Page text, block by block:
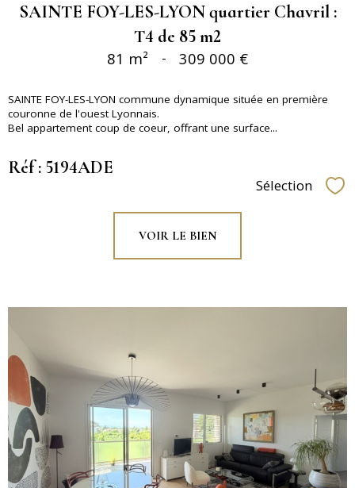
SAINTE FOY-LES-LYON quartier Chavril :
T4 de 85 m2
81 m² - 309 000 €
SAINTE FOY-LES-LYON commune dynamique située en première
couronne de l'ouest Lyonnais.
Bel appartement coup de coeur, offrant une surface...
Réf : 5194ADE
Sélection
VOIR LE BIEN